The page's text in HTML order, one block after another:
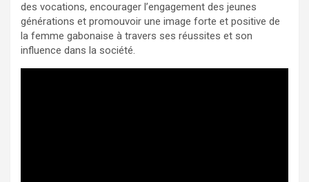
des vocations, encourager l’engagement des jeunes
générations et promouvoir une image forte et positive de
la femme gabonaise à travers ses réussites et son
influence dans la société.